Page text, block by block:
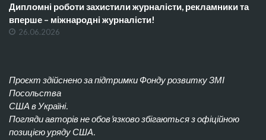
Дипломні роботи захистили журналісти, рекламники та
вперше – міжнародні журналісти!
26.06.2026
Проєкт здійснено за підтримки Фонду розвитку ЗМІ
Посольства
США в Україні.
Погляди авторів не обов’язково збігаються з офіційною
позицією уряду США.